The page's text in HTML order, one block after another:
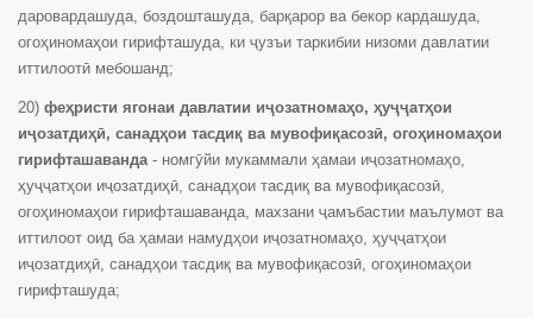
даровардашуда, боздошташуда, барқарор ва бекор кардашуда,
огоҳиномаҳои гирифташуда, ки ҷузъи таркибии низоми давлатии
иттилоотӣ мебошанд;
20) феҳристи ягонаи давлатии иҷозатномаҳо, ҳуҷҷатҳои
иҷозатдиҳӣ, санадҳои тасдиқ ва мувофиқасозӣ, огоҳиномаҳои
гирифташаванда- номгӯйи мукаммали ҳамаи иҷозатномаҳо,
ҳуҷҷатҳои иҷозатдиҳӣ, санадҳои тасдиқ ва мувофиқасозӣ,
огоҳиномаҳои гирифташаванда, махзани ҷамъбастии маълумот ва
иттилоот оид ба ҳамаи намудҳои иҷозатномаҳо, ҳуҷҷатҳои
иҷозатдиҳӣ, санадҳои тасдиқ ва мувофиқасозӣ, огоҳиномаҳои
гирифташуда;